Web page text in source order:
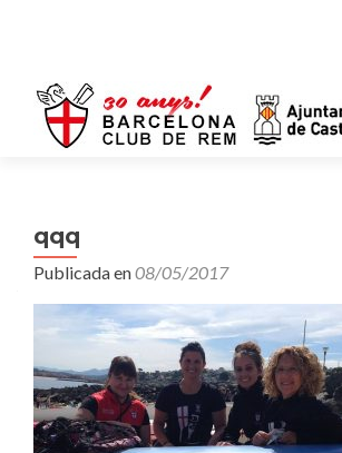
qqq
Publicada en08/05/2017